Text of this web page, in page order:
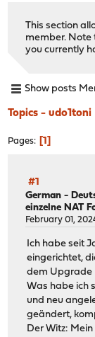
This section
member. Note
you currently
Show posts
Topics - udo1toni
Pages 1
#1
German -
einzelne NAT
February 01,
Ich habe seit
eingerichtet,
dem Upgrade
Was habe ich
und neu
geändert,
Der Witz: